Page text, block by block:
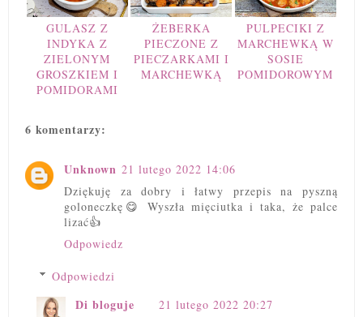
GULASZ Z
INDYKA Z
ZIELONYM
GROSZKIEM I
POMIDORAMI
ŻEBERKA
PIECZONE Z
PIECZARKAMI I
MARCHEWKĄ
PULPECIKI Z
MARCHEWKĄ W
SOSIE
POMIDOROWYM
6 komentarzy:
Unknown 21 lutego 2022 14:06
Dziękuję za dobry i łatwy przepis na pyszną
goloneczkę😋 Wyszła mięciutka i taka, że palce
lizać👍
Odpowiedz
Odpowiedzi
Di bloguje
21 lutego 2022 20:27